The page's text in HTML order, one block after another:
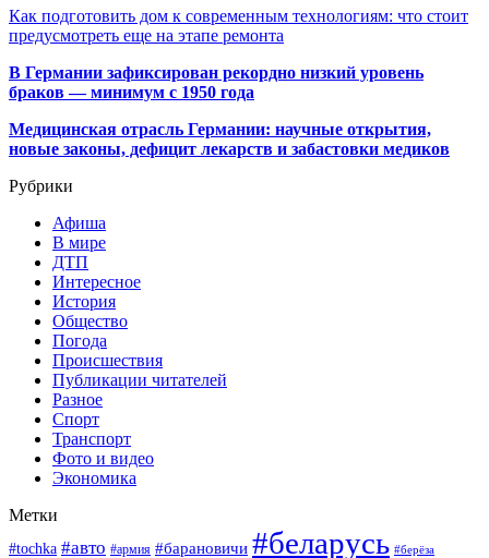
Как подготовить дом к современным технологиям: что стоит
предусмотреть еще на этапе ремонта
В Германии зафиксирован рекордно низкий уровень
браков — минимум с 1950 года
Медицинская отрасль Германии: научные открытия,
новые законы, дефицит лекарств и забастовки медиков
Рубрики
Афиша
В мире
ДТП
Интересное
История
Общество
Погода
Происшествия
Публикации читателей
Разное
Спорт
Транспорт
Фото и видео
Экономика
Метки
#tochka #авто #армия #барановичи #беларусь #берёза